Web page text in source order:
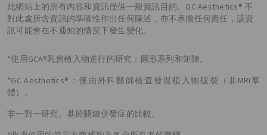
此網站上的所有內容和資訊僅供一般資訊目的。GC Aesthetics® 不
對此處所含資訊的準確性作出任何陳述，亦不承擔任何責任，該資
訊可能會在不通知的情況下發生變化。
*使用GCA®乳房植入物進行的研究：圓形系列和矩陣。
*GC Aesthetics®：僅由外科醫師檢查發現植入物破裂（非MRI羣
體）。
非一對一研究。基於關鍵併發症的比較。